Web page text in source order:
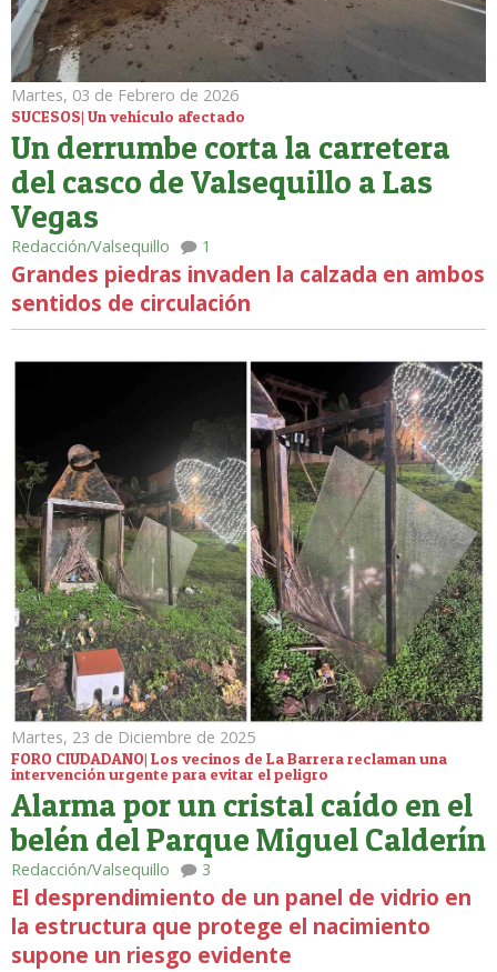
Martes, 03 de Febrero de 2026
SUCESOS| Un vehículo afectado
Un derrumbe corta la carretera
del casco de Valsequillo a Las
Vegas
Redacción/Valsequillo 1
Grandes piedras invaden la calzada en ambos
sentidos de circulación
Martes, 23 de Diciembre de 2025
FORO CIUDADANO| Los vecinos de La Barrera reclaman una
intervención urgente para evitar el peligro
Alarma por un cristal caído en el
belén del Parque Miguel Calderín
Redacción/Valsequillo 3
El desprendimiento de un panel de vidrio en
la estructura que protege el nacimiento
supone un riesgo evidente